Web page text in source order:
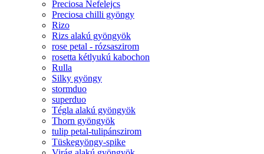
Preciosa Nefelejcs
Preciosa chilli gyöngy
Rizo
Rizs alakú gyöngyök
rose petal - rózsaszirom
rosetta kétlyukú kabochon
Rulla
Silky gyöngy
stormduo
superduo
Tégla alakú gyöngyök
Thorn gyöngyök
tulip petal-tulipánszirom
Tüskegyöngy-spike